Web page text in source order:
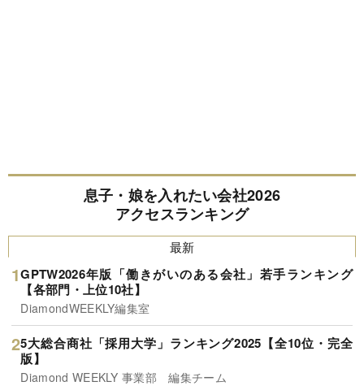
息子・娘を入れたい会社2026
アクセスランキング
最新
GPTW2026年版「働きがいのある会社」若手ランキング
【各部門・上位10社】
DiamondWEEKLY編集室
5大総合商社「採用大学」ランキング2025【全10位・完全
版】
Diamond WEEKLY 事業部 編集チーム